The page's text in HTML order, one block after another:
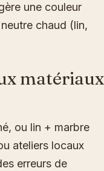
une couleur
chaud (lin,
matériaux
ou lin + marbre
ateliers locaux
erreurs de